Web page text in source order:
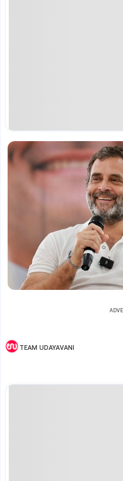
TEAM UDAYAVANI